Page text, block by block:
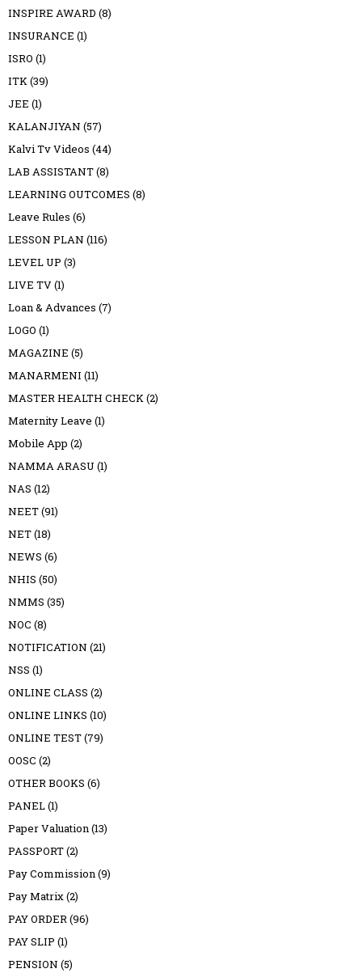
INSPIRE AWARD (8)
INSURANCE (1)
ISRO (1)
ITK(39)
JEE (1)
KALANJIYAN (57)
Kalvi Tv Videos (44)
LAB ASSISTANT(8)
LEARNING OUTCOMES (8)
Leave Rules (6)
LESSON PLAN (116)
LEVEL UP (3)
LIVE TV(1)
Loan & Advances (7)
LOGO (1)
MAGAZINE (5)
MANARMENI (11)
MASTER HEALTH CHECK(2)
Maternity Leave (1)
Mobile App (2)
NAMMA ARASU (1)
NAS (12)
NEET(91)
NET(18)
NEWS (6)
NHIS (50)
NMMS (35)
NOC (8)
NOTIFICATION (21)
NSS (1)
ONLINE CLASS (2)
ONLINE LINKS (10)
ONLINE TEST(79)
OOSC (2)
OTHER BOOKS (6)
PANEL(1)
Paper Valuation(13)
PASSPORT(2)
Pay Commission(9)
Pay Matrix(2)
PAY ORDER(96)
PAY SLIP (1)
PENSION (5)